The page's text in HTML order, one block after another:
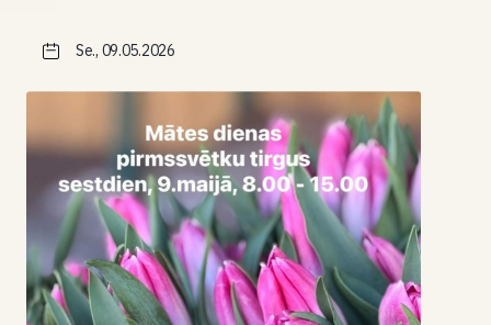
Se., 09.05.2026